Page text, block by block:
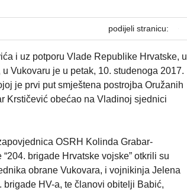
podijeli stranicu:
i uz potporu Vlade Republike Hrvatske, u
Vukovaru je u petak, 10. studenoga 2017.
je prvi put smještena postrojba Oružanih
Krstičević obećao na Vladinoj sjednici
OSRH Kolinda Grabar-
brigade Hrvatske vojske” otkrili su
obrane Vukovara, i vojnikinja Jelena
HV-a, te članovi obitelji Babić,